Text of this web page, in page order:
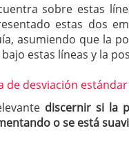
sobre estas
estas dos
asumiendo que la
estas líneas y la
discernir si la
o se está